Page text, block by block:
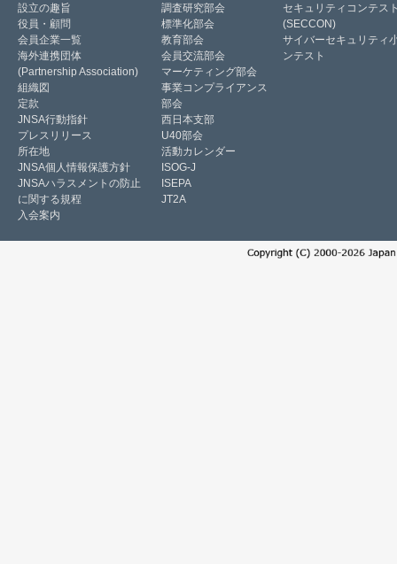
設立の趣旨
役員・顧問
会員企業一覧
海外連携団体
(Partnership Association)
組織図
定款
JNSA行動指針
プレスリリース
所在地
JNSA個人情報保護方針
JNSAハラスメントの防止
に関する規程
入会案内
調査研究部会
標準化部会
教育部会
会員交流部会
マーケティング部会
事業コンプライアンス
部会
西日本支部
U40部会
活動カレンダー
ISOG-J
ISEPA
JT2A
セキュリティコンテス
(SECCON)
サイバーセキュリティ
ンテスト